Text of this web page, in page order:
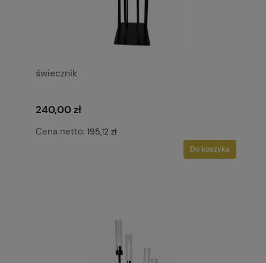
świecznik
240,00 zł
Cena netto: 195,12 zł
Do koszyka